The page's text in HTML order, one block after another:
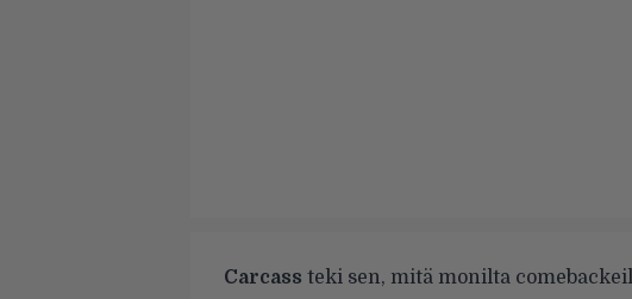
Carcass teki sen, mitä monilta